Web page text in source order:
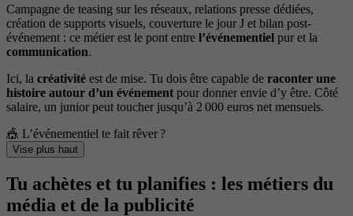
Campagne de teasing sur les réseaux, relations presse dédiées,
création de supports visuels, couverture le jour J et bilan post-
événement : ce métier est le pont entre l’événementiel pur et la
communication.
Ici, la créativité est de mise. Tu dois être capable de raconter une
histoire autour d’un événement pour donner envie d’y être. Côté
salaire, un junior peut toucher jusqu’à 2 000 euros net mensuels.
🎪 L’événementiel te fait rêver ?
Vise plus haut
Tu achètes et tu planifies : les métiers du
média et de la publicité